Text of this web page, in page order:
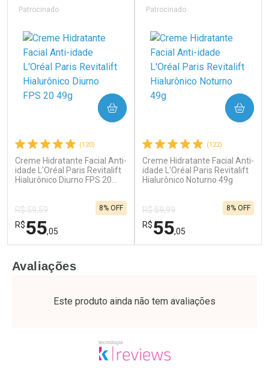
Laboratório
Ativar Desconto
Por R$ 52,64/cada
Por Menos
Comprar sem Desconto
Laboratório
Ativar Desconto
Por R$ 37,25/cada
Por Menos
Comprar sem Desconto
(120)
Creme Hidratante Facial Anti-
idade L'Oréal Paris Revitalift
Hialurônico Diurno FPS 20
Patrocinado
R$ 59,59
R$55,05
8% OFF
COMPRAR
Laboratório
Por Menos
(122)
Creme Hidratante Facial Anti-
idade L'Oréal Paris Revitalift
Hialurônico Noturno 49g
Patrocinado
R$ 59,99
R$55,05
8% OFF
COMPRAR
Laboratório
Por Menos
Avaliações
Este produto ainda não tem avaliações